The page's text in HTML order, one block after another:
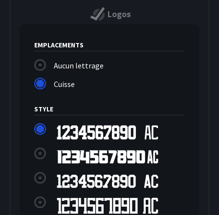
Logos
EMPLACEMENTS
Aucun lettrage
Cuisse
STYLE